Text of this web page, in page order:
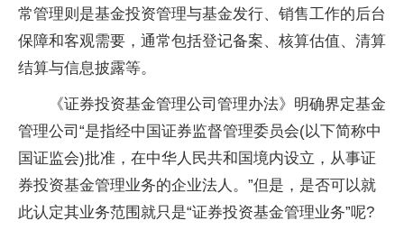
常管理则是基金投资管理与基金发行、销售工作的后台
保障和客观需要，通常包括登记备案、核算估值、清算
结算与信息披露等。
《证券投资基金管理公司管理办法》明确界定基金
管理公司“是指经中国证券监督管理委员会(以下简称中
国证监会)批准，在中华人民共和国境内设立，从事证
券投资基金管理业务的企业法人。”但是，是否可以就
此认定其业务范围就只是“证券投资基金管理业务”呢?